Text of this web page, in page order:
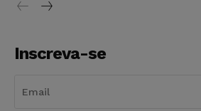
Inscreva-se